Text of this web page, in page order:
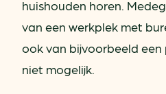
huishouden horen.
van een werkplek met
ook van bijvoorbeeld
niet mogelijk.